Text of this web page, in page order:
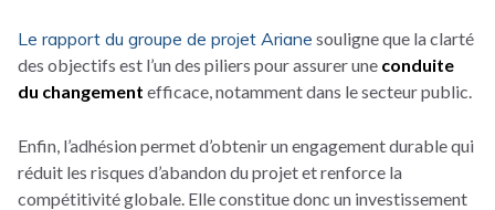
Le rapport du groupe de projet Ariane souligne que la clarté
des objectifs est l’un des piliers pour assurer une conduite
du changement efficace, notamment dans le secteur public.
Enfin, l’adhésion permet d’obtenir un engagement durable qui
réduit les risques d’abandon du projet et renforce la
compétitivité globale. Elle constitue donc un investissement